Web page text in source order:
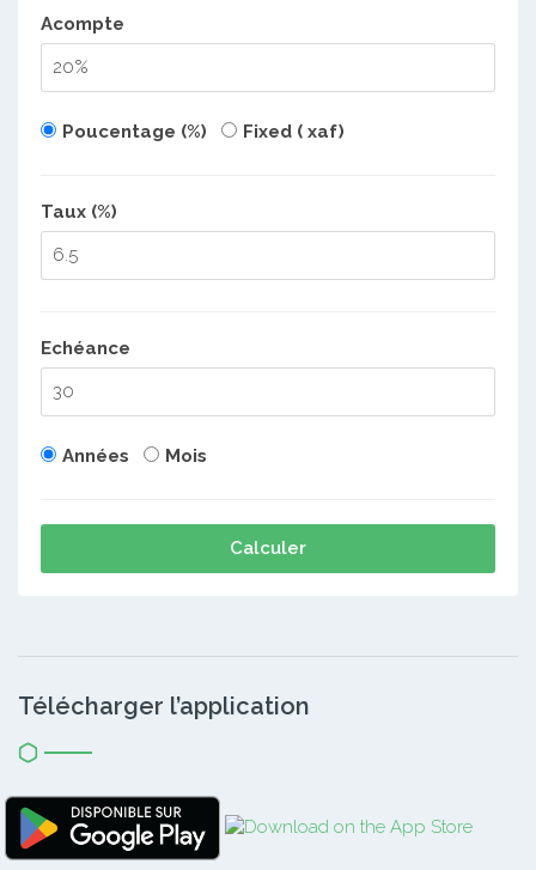
Acompte
Poucentage (%) Fixed ( xaf)
Taux (%)
Echéance
Années Mois
Calculer
Télécharger l’application